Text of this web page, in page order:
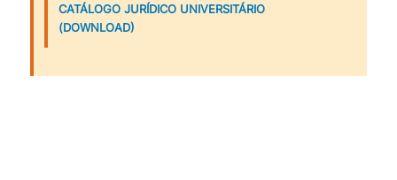
CATÁLOGO JURÍDICO UNIVERSITÁRIO
(DOWNLOAD)